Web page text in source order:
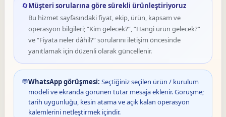
🔄Müşteri sorularına göre sürekli ürünleştiriyoruz
Bu hizmet sayfasındaki fiyat, ekip, ürün, kapsam ve
operasyon bilgileri; “Kim gelecek?”, “Hangi ürün gelecek?”
ve “Fiyata neler dâhil?” sorularını iletişim öncesinde
yanıtlamak için düzenli olarak güncellenir.
💬WhatsApp görüşmesi: Seçtiğiniz seçilen ürün / kurulum
modeli ve ekranda görünen tutar mesaja eklenir. Görüşme;
tarih uygunluğu, kesin atama ve açık kalan operasyon
kalemlerini netleştirmek içindir.